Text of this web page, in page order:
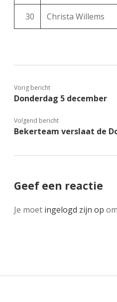
30 Christa Willems
Vorig bericht
Donderdag 5 december
Volgend bericht
Bekerteam verslaat de
Geef een reactie
Je moet ingelogd zijn op